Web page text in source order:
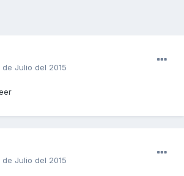
de Julio del 2015
de Julio del 2015